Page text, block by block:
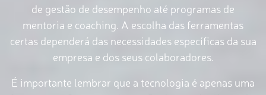
de gestão de desempenho até programas de
mentoria e coaching. A escolha das ferramentas
certas dependerá das necessidades específicas da sua
empresa e dos seus colaboradores.
É importante lembrar que a tecnologia é apenas uma